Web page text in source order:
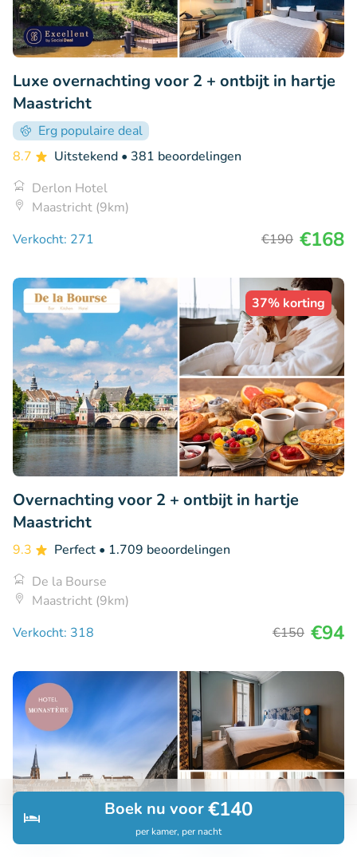
Zoeken Boekingen
Boek nu voor€140
per kamer, per nacht
Luxe overnachting voor 2 + ontbijt in hartje
Maastricht
Erg populaire deal
8.7
Uitstekend • 381 beoordelingen
Derlon Hotel
Maastricht (9km)
Verkocht: 271
€190 €168
37% korting
Overnachting voor 2 + ontbijt in hartje
Maastricht
9.3 Perfect • 1.709 beoordelingen
De la Bourse
Maastricht (9km)
Verkocht: 318
€150 €94